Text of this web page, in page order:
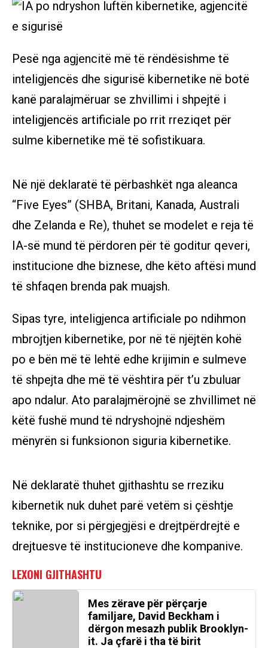
Pesë nga agjencitë më të rëndësishme të
inteligjencës dhe sigurisë kibernetike në botë
kanë paralajmëruar se zhvillimi i shpejtë i
inteligjencës artificiale po rrit rreziqet për
sulme kibernetike më të sofistikuara.
Në një deklaratë të përbashkët nga aleanca
“Five Eyes” (SHBA, Britani, Kanada, Australi
dhe Zelanda e Re), thuhet se modelet e reja të
IA-së mund të përdoren për të goditur qeveri,
institucione dhe biznese, dhe këto aftësi mund
të shfaqen brenda pak muajsh.
Sipas tyre, inteligjenca artificiale po ndihmon
mbrojtjen kibernetike, por në të njëjtën kohë
po e bën më të lehtë edhe krijimin e sulmeve
të shpejta dhe më të vështira për t’u zbuluar
apo ndalur. Ato paralajmërojnë se zhvillimet në
këtë fushë mund të ndryshojnë ndjeshëm
mënyrën si funksionon siguria kibernetike.
Në deklaratë thuhet gjithashtu se rreziku
kibernetik nuk duhet parë vetëm si çështje
teknike, por si përgjegjësi e drejtpërdrejtë e
drejtuesve të institucioneve dhe kompanive.
Mes zërave për përçarje
familjare, David Beckham i
dërgon mesazh publik Brooklyn-
it. Ja çfarë i tha të birit